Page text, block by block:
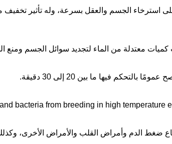
استرخاء الجسم والعقل بسرعة، وله تأثير تخفيف
معتدلة من الماء لتجديد سوائل الجسم ومنع
فيها ما بين 20 إلى 30 دقيقة.
ضغط الدم وأمراض القلب والأمراض الأخرى،